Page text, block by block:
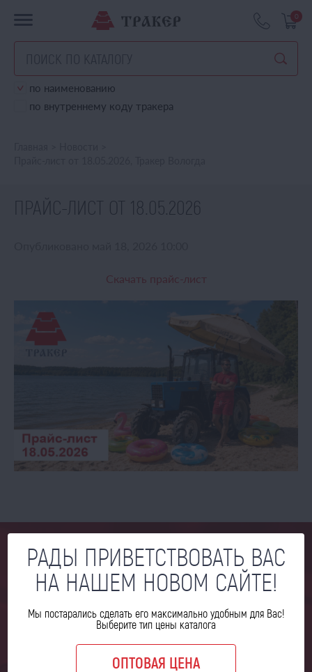
0
по наименованию
по внутреннему коду тракера
ПРАЙС-ЛИСТ ОТ 18.05.2026
Скачать прайс-лист
МЫ ОТВЕТИМ НА ВСЕ ВАШИ
ВОПРОСЫ
Закажите обратный звонок,и наши специалисты
с вами в ближайшее время
РАДЫ ПРИВЕТСТВОВАТЬ ВАС
НА НАШЕМ НОВОМ САЙТЕ!
Мы постарались сделать его максимально удобным для Вас!
Выберите тип цены каталога
ОПТОВАЯ ЦЕНА